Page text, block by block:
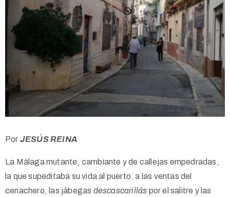
Por JESÚS REINA
La Málaga mutante, cambiante y de callejas empedradas,
la que supeditaba su vida al puerto, a las ventas del
cenachero, las jábegas descascarillás por el salitre y las